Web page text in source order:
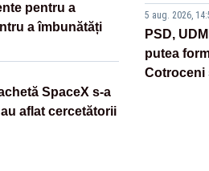
pentru a
a îmbunătăți
SpaceX s-a
aflat cercetătorii
5 aug. 2026,
PSD,
putea
Cotroceni